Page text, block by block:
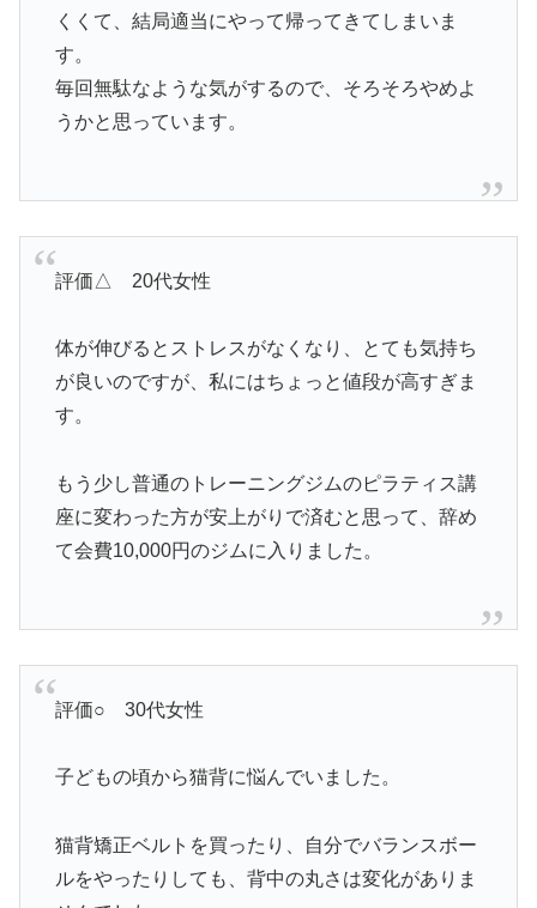
くくて、結局適当にやって帰ってきてしまいま
す。
毎回無駄なような気がするので、そろそろやめよ
うかと思っています。
評価△ 20代女性
体が伸びるとストレスがなくなり、とても気持ち
が良いのですが、私にはちょっと値段が高すぎま
す。
もう少し普通のトレーニングジムのピラティス講
座に変わった方が安上がりで済むと思って、辞め
て会費10,000円のジムに入りました。
評価○ 30代女性
子どもの頃から猫背に悩んでいました。
猫背矯正ベルトを買ったり、自分でバランスボー
ルをやったりしても、背中の丸さは変化がありま